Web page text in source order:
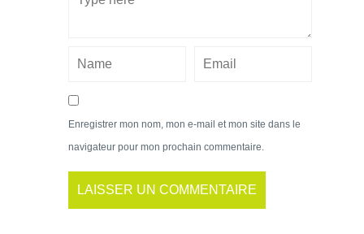
Enregistrer mon nom, mon e-mail et mon site dans le
navigateur pour mon prochain commentaire.